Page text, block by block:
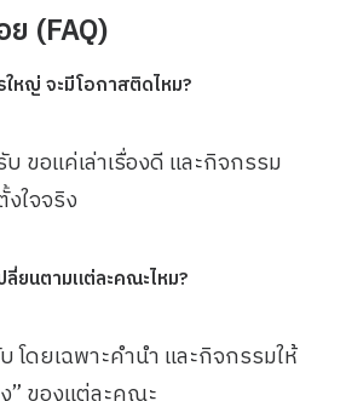
(FAQ)
ใหญ่ จะมีโอกาสติดไหม?
ขอแค่เล่าเรื่องดี และกิจกรรม
ใจจริง
ยนตามแต่ละคณะไหม?
โดยเฉพาะคำนำ และกิจกรรมให้